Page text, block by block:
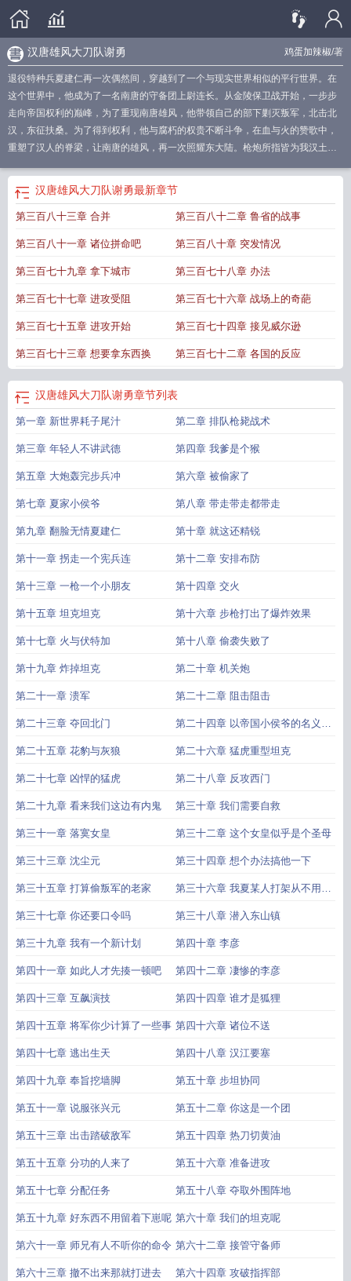
鸡蛋加辣椒/著
汉唐雄风大刀队谢勇
退役特种兵夏建仁再一次偶然间，穿越到了一个与现实世界相似的平行世界。在
这个世界中，他成为了一名南唐的守备团上尉连长。从金陵保卫战开始，一步步
走向帝国权利的巅峰，为了重现南唐雄风，他带领自己的部下剿灭叛军，北击北
汉，东征扶桑。为了得到权利，他与腐朽的权贵不断斗争，在血与火的赞歌中，
重塑了汉人的脊梁，让南唐的雄风，再一次照耀东大陆。枪炮所指皆为我汉土！
汉唐雄风精品酒52度多少钱 汉唐雄风的意义和象征
少钱一瓶浓香型
话汉唐雄风为何消散汉唐雄风指的是什么汉唐雄风什么意思汉唐雄风今犹
一瓶汉唐雄风书法作品汉唐雄风52度图片大全 汉唐雄风的意思
汉唐雄风大刀队谢勇最新章节
第三百八十三章 合并 第三百八十二章 鲁省的战事
第三百八十一章 诸位拼命吧 第三百八十章 突发情况
第三百七十九章 拿下城市 第三百七十八章 办法
第三百七十七章 进攻受阻 第三百七十六章 战场上的奇葩
第三百七十五章 进攻开始 第三百七十四章 接见威尔逊
第三百七十三章 想要拿东西换 第三百七十二章 各国的反应
汉唐雄风大刀队谢勇章节列表
第一章 新世界耗子尾汁 第二章 排队枪毙战术
第三章 年轻人不讲武德 第四章 我爹是个猴
第五章 大炮轰完步兵冲 第六章 被偷家了
第七章 夏家小侯爷 第八章 带走带走都带走
第九章 翻脸无情夏建仁 第十章 就这还精锐
第十一章 拐走一个宪兵连 第十二章 安排布防
第十三章 一枪一个小朋友 第十四章 交火
第十五章 坦克坦克 第十六章 步枪打出了爆炸效果
第十七章 火与伏特加 第十八章 偷袭失败了
第十九章 炸掉坦克 第二十章 机关炮
第二十一章 溃军 第二十二章 阻击阻击
第二十三章 夺回北门 第二十四章 以帝国小侯爷的名义收
编
第二十五章 花豹与灰狼 第二十六章 猛虎重型坦克
第二十七章 凶悍的猛虎 第二十八章 反攻西门
第二十九章 看来我们这边有内鬼 第三十章 我们需要自救
第三十一章 落寞女皇 第三十二章 这个女皇似乎是个圣母
第三十三章 沈尘元 第三十四章 想个办法搞他一下
第三十五章 打算偷叛军的老家 第三十六章 我夏某人打架从不用第
二招
第三十七章 你还要口令吗 第三十八章 潜入东山镇
第三十九章 我有一个新计划 第四十章 李彦
第四十一章 如此人才先揍一顿吧 第四十二章 凄惨的李彦
第四十三章 互飙演技 第四十四章 谁才是狐狸
第四十五章 将军你少计算了一些事 第四十六章 诸位不送
第四十七章 逃出生天 第四十八章 汉江要塞
第四十九章 奉旨挖墙脚 第五十章 步坦协同
第五十一章 说服张兴元 第五十二章 你这是一个团
第五十三章 出击踏破敌军 第五十四章 热刀切黄油
第五十五章 分功的人来了 第五十六章 准备进攻
第五十七章 分配任务 第五十八章 夺取外围阵地
第五十九章 好东西不用留着下崽呢 第六十章 我们的坦克呢
第六十一章 师兄有人不听你的命令 第六十二章 接管守备师
第六十三章 撤不出来那就打进去 第六十四章 攻破指挥部